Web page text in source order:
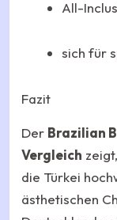
All-
sich für
Fazit
Der Brazilian
Vergleich
die Türkei
ästhetischen